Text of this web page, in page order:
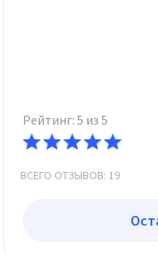
Рейтинг: 5 из 5
ВСЕГО ОТЗЫВОВ: 19